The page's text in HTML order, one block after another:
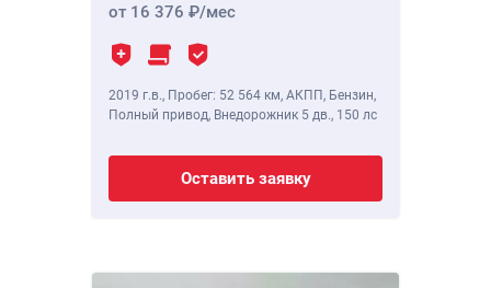
от 16 376 /мес
2019 г.в., Пробег: 52 564 км, АКПП, Бензин,
Полный привод, Внедорожник 5 дв., 150 лс
Оставить заявку